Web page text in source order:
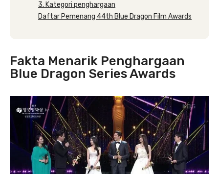
3. Kategori penghargaan
Daftar Pemenang 44th Blue Dragon Film Awards
Fakta Menarik Penghargaan
Blue Dragon Series Awards